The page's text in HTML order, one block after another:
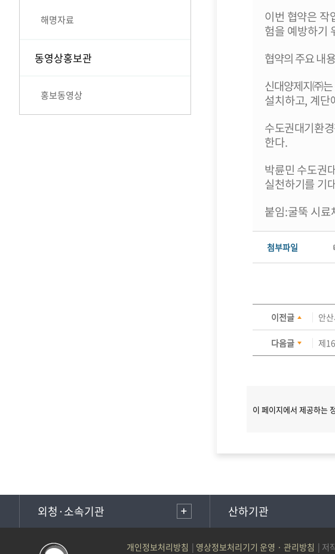
해명자료
동영상홍보관
홍보동영상
이번 협약은 작
험을 예방하기
협약의 주요 내
신대양제지㈜는
설치하고, 계단
수도권대기환
한다.
박륜민 수도권
실천하기를 기
붙임:굴뚝 시료
첨부파일
이전글 안
다음글 제
이 페이지에서 제공하는
외청·소속기관 산하기관
개인정보처리방침 영상정보처리기기 운영 · 관리방침 저